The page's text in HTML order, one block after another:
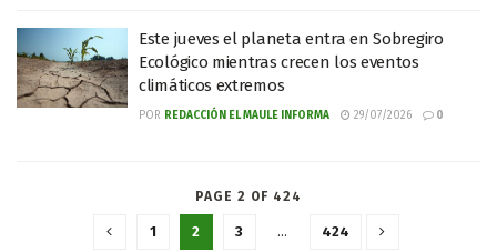
Este jueves el planeta entra en Sobregiro
Ecológico mientras crecen los eventos
climáticos extremos
POR REDACCIÓN EL MAULE INFORMA 29/07/2026 0
PAGE 2 OF 424
1 2 3 … 424